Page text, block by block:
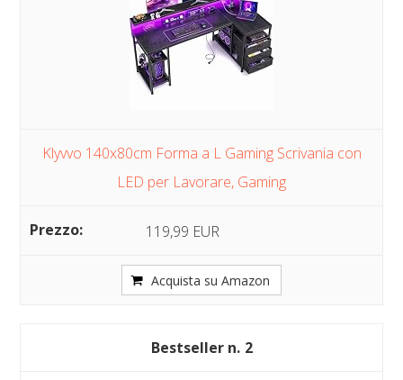
Klyvvo 140x80cm Forma a L Gaming Scrivania con
LED per Lavorare, Gaming
119,99 EUR
Acquista su Amazon
2